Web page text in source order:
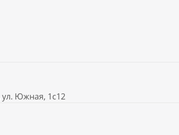
Южная, 1с12